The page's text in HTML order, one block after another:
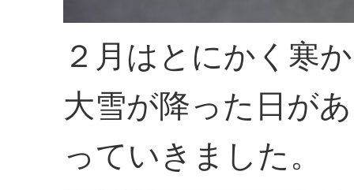
２月はとにかく寒
大雪が降った日が
っていきました。